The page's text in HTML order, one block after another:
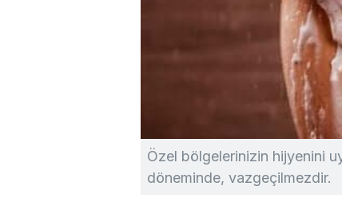
Özel bölgelerinizin hijyenini
döneminde, vazgeçilmezdir.